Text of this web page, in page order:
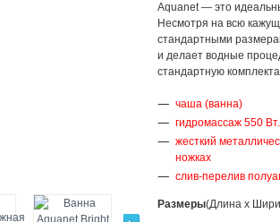
Aquanet — это
Несмотря на всю
стандартными
и делает водные
стандартную
чаша (ванна)
гидромассаж 550
жесткий
ножках
слив-перелив
Размеры(Длина х